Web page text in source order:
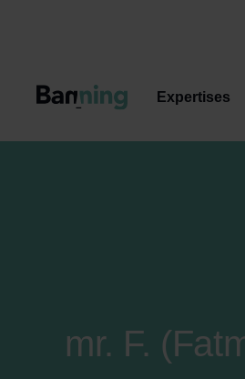
Expertises
mr. F.